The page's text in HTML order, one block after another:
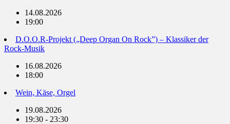
14.08.2026
19:00
D.O.O.R-Projekt („Deep Organ On Rock”) – Klassiker der
Rock-Musik
16.08.2026
18:00
Wein, Käse, Orgel
19.08.2026
19:30 - 23:30